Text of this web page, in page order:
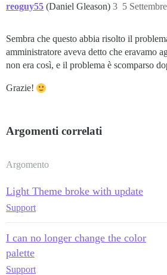
reoguy55 (Daniel Gleason) 5
3
Sembra che questo abbia risolto il
amministratore aveva detto che eravamo
non era così, e il problema è scomparso
Grazie!
Argomenti correlati
Argomento
Light Theme broke with update
Support
I can no longer change the color
palette
Support